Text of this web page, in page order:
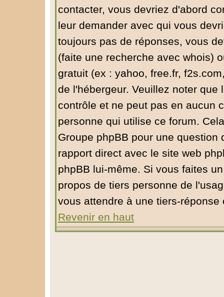
contacter, vous devriez d'abord
leur demander avec qui vous
toujours pas de réponses, vous
(faite une recherche avec whois)
gratuit (ex : yahoo, free.fr,
de l'hébergeur. Veuillez noter
contrôle et ne peut pas en aucun
personne qui utilise ce forum.
Groupe phpBB pour une
rapport direct avec le site web
phpBB lui-même. Si vous faites
propos de tiers personne de
vous attendre à une tiers-
Revenir en haut